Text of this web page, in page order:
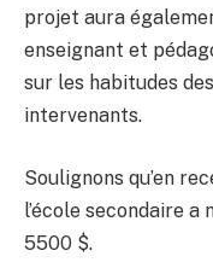
projet aura
enseignant et
sur les habitudes
intervenants.
Soulignons qu’en
l’école secondaire
5500 $.